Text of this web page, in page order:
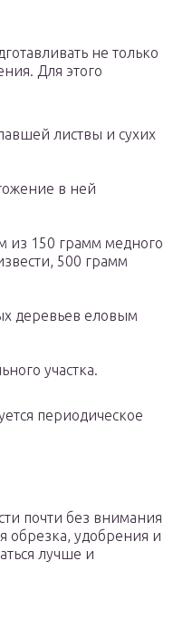
не только
Для этого
листвы и сухих
в ней
из 150 грамм медного
500 грамм
деревьев еловым
участка.
периодическое
почти без внимания
обрезка, удобрения и
лучше и